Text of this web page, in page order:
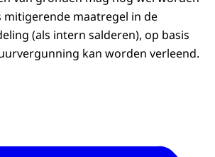
mitigerende maatregel in de
(als intern salderen), op basis
kan worden verleend.